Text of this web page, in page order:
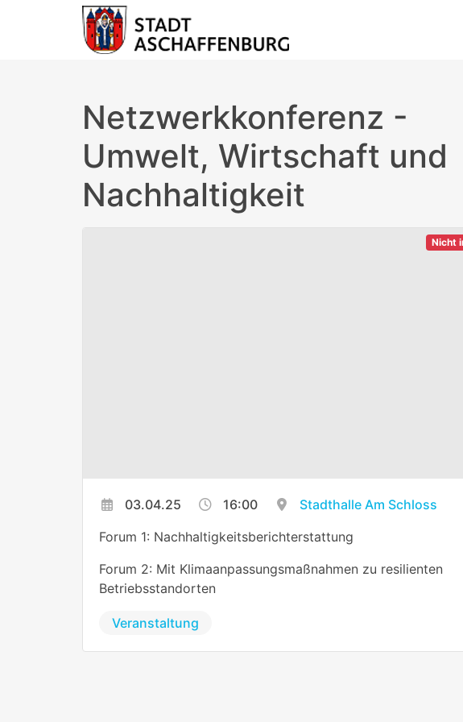
Netzwerkkonferenz -
Umwelt, Wirtschaft und
Nachhaltigkeit
Nicht
03.04.25 16:00
Stadthalle Am Schloss
Forum 1: Nachhaltigkeitsberichterstattung
Forum 2: Mit Klimaanpassungsmaßnahmen zu resilienten
Betriebsstandorten
Veranstaltung